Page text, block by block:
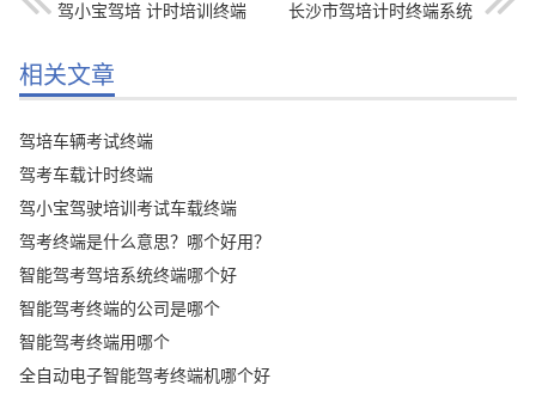
驾小宝驾培 计时培训终端
长沙市驾培计时终端系统
相关文章
驾培车辆考试终端
驾考车载计时终端
驾小宝驾驶培训考试车载终端
驾考终端是什么意思？哪个好用？
智能驾考驾培系统终端哪个好
智能驾考终端的公司是哪个
智能驾考终端用哪个
全自动电子智能驾考终端机哪个好